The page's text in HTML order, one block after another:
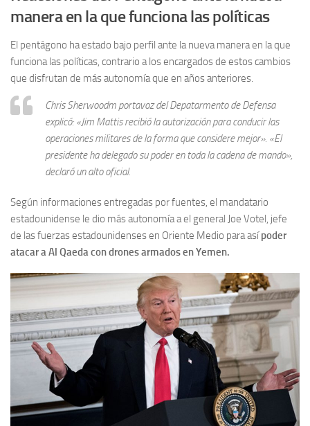
manera en la que funciona las políticas
El pentágono ha estado bajo perfil ante la nueva manera en la que
funciona las políticas, contrario a los encargados de estos cambios
que disfrutan de más autonomía que en años anteriores.
Chris Sherwoodm portavoz del Depatarmento de Defensa
explicó: «Jim Mattis recibió la autorización para conducir las
operaciones militares de la forma que considere mejor». «El
presidente ha delegado su poder en toda la cadena de mando»,
declaró un alto oficial.
Según informaciones entregadas por fuentes, el mandatario
estadounidense le dio más autonomía a el general Joe Votel, jefe
de las fuerzas estadounidenses en Oriente Medio para asípoder
atacar a Al Qaeda con drones armados en Yemen.